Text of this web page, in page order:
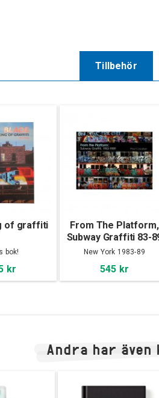
Tillbehör
of graffiti
bok!
kr
From The Platform,
Subway Graffiti 83-
New York 1983-89
545 kr
Andra har även